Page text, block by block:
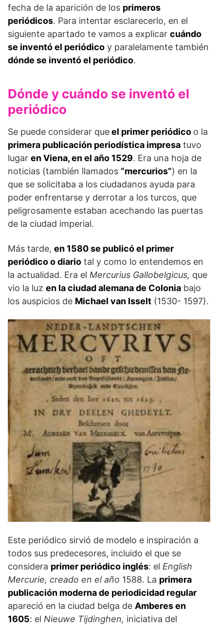
fecha de la aparición de los primeros
periódicos. Para intentar esclarecerlo, en el
siguiente apartado te vamos a explicar cuándo
se inventó el periódico y paralelamente también
dónde se inventó el periódico.
Dónde y cuándo se inventó el
periódico
Se puede considerar queel primer periódico o la
primera publicación periodística impresa tuvo
lugar en Viena, en el año 1529. Era una hoja de
noticias (también llamados “mercurios”) en la
que se solicitaba a los ciudadanos ayuda para
poder enfrentarse y derrotar a los turcos, que
peligrosamente estaban acechando las puertas
de la ciudad imperial.
Más tarde, en 1580 se publicó el primer
periódico o diario tal y como lo entendemos en
la actualidad. Era el Mercurius Gallobelgicus, que
vio la luz en la ciudad alemana de Colonia bajo
los auspicios de Michael van Isselt (1530- 1597).
Este periódico sirvió de modelo e inspiración a
todos sus predecesores, incluido el que se
considera primer periódico inglés: el English
Mercurie, creado en el año 1588. La primera
publicación moderna de periodicidad regular
apareció en la ciudad belga de Amberes en
1605: el Nieuwe Tijdinghen, iniciativa del